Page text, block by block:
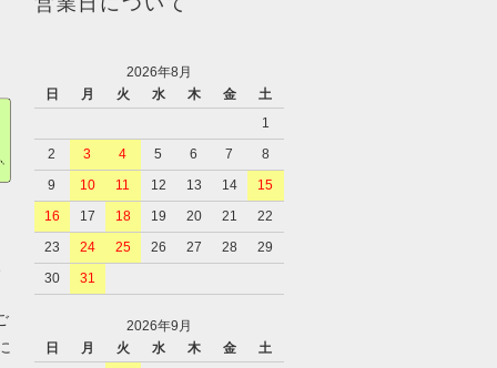
2026年8月
日
月 火 水 木 金
土
1
2
3 4 5 6 7
8
9
10 11 12 13 14
15
16
17 18 19 20 21
22
23
24 25 26 27 28
29
30
31
2026年9月
日
月 火 水 木 金
土